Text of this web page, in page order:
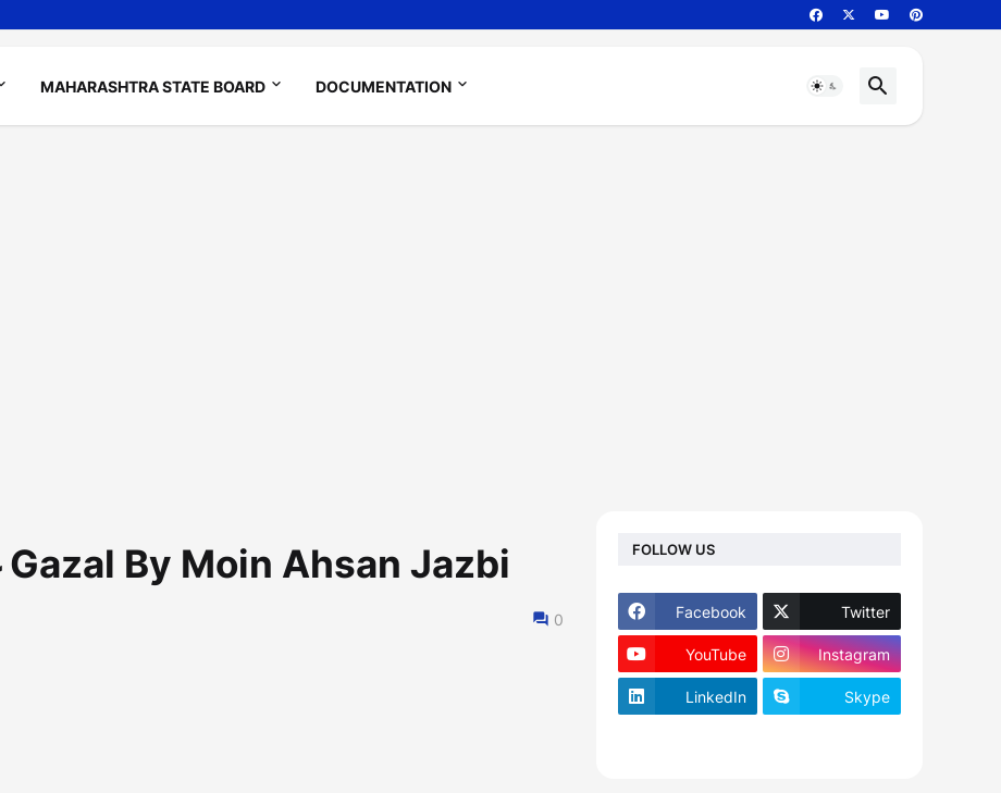
MAHARASHTRA STATE BOARD DOCUMENTATION
غزل - معین احسن جذبی Gazal By Moin Ahsan Jazbi
0
FOLLOW US
Facebook Twitter
YouTube Instagram
LinkedIn Skype